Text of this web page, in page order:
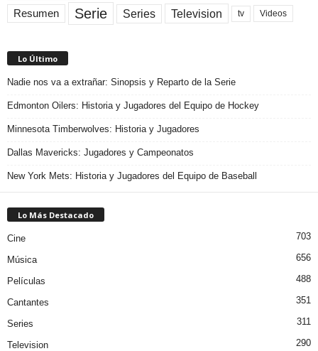
Resumen Serie Series Television tv Videos
Lo Último
Nadie nos va a extrañar: Sinopsis y Reparto de la Serie
Edmonton Oilers: Historia y Jugadores del Equipo de Hockey
Minnesota Timberwolves: Historia y Jugadores
Dallas Mavericks: Jugadores y Campeonatos
New York Mets: Historia y Jugadores del Equipo de Baseball
Lo Más Destacado
Cine 703
Música 656
Películas 488
Cantantes 351
Series 311
Television 290